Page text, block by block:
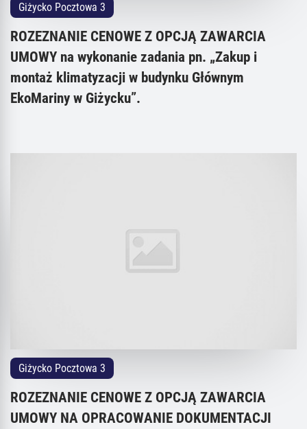
Giżycko Pocztowa 3
ROZEZNANIE CENOWE Z OPCJĄ ZAWARCIA
UMOWY na wykonanie zadania pn. „Zakup i
montaż klimatyzacji w budynku Głównym
EkoMariny w Giżycku”.
Giżycko Pocztowa 3
ROZEZNANIE CENOWE Z OPCJĄ ZAWARCIA
UMOWY NA OPRACOWANIE DOKUMENTACJI